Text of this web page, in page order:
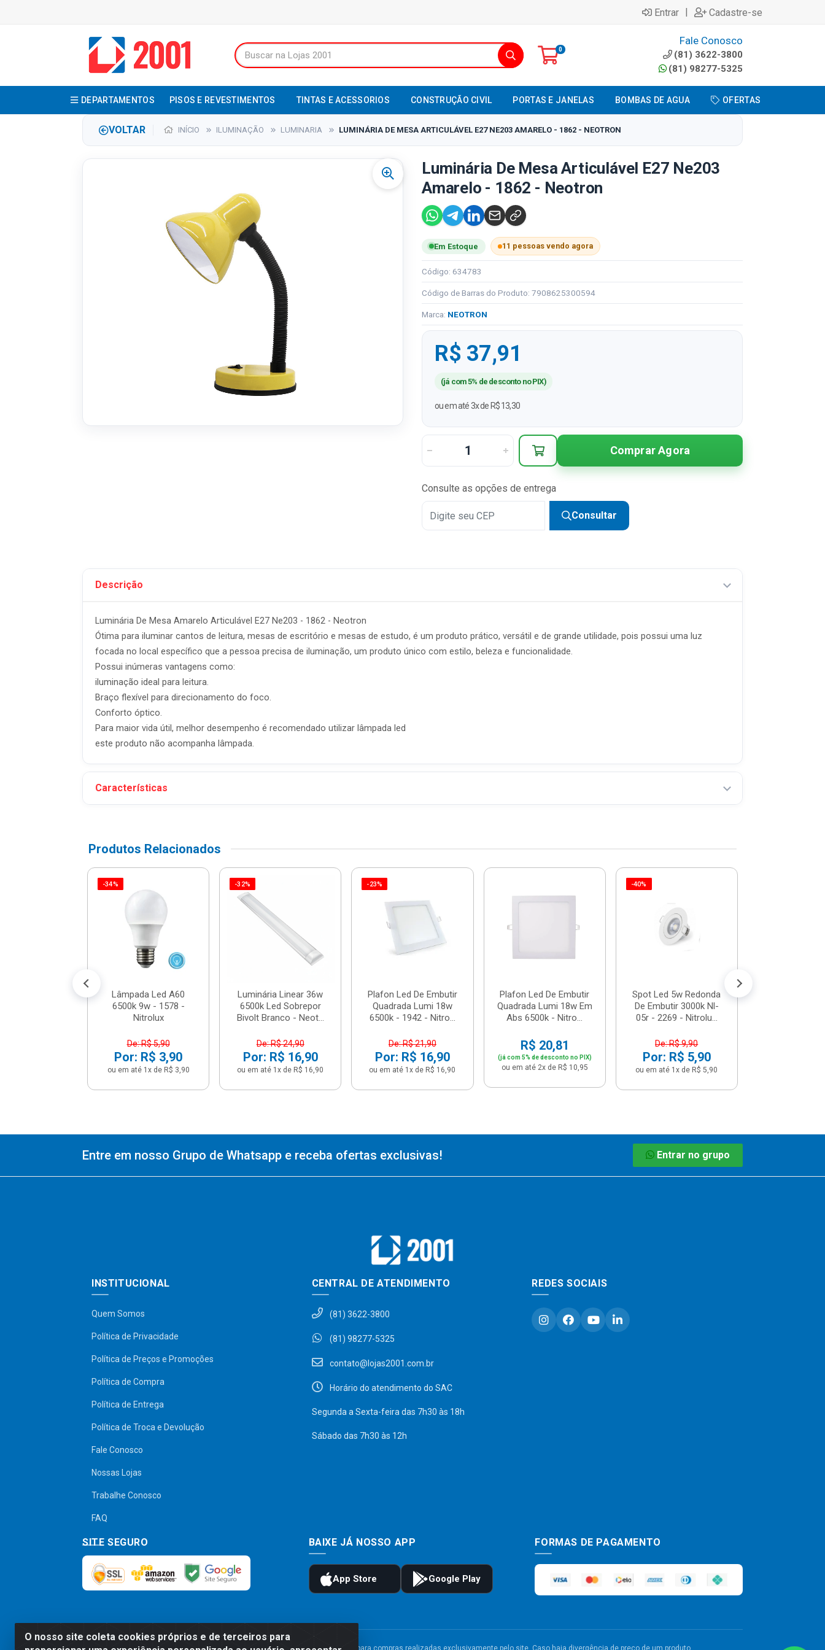
Entrar | Cadastre-se
0
Fale Conosco
(81) 3622-3800
(81) 98277-5325
DEPARTAMENTOS PISOS E REVESTIMENTOS TINTAS E ACESSORIOS CONSTRUÇÃO CIVIL PORTAS E JANELAS BOMBAS DE AGUA OFERTAS
VOLTAR INÍCIO ILUMINAÇÃO LUMINARIA LUMINÁRIA DE MESA ARTICULÁVEL E27 NE203 AMARELO - 1862 - NEOTRON
Luminária De Mesa Articulável E27 Ne203
Amarelo - 1862 - Neotron
Em Estoque 11 pessoas vendo agora
Código: 634783
Código de Barras do Produto: 7908625300594
Marca: NEOTRON
R$ 37,91
(já com 5% de desconto no PIX)
ou em até 3x de R$ 13,30
Comprar Agora
Consulte as opções de entrega
Consultar
Descrição
Luminária De Mesa Amarelo Articulável E27 Ne203 - 1862 - Neotron
Ótima para iluminar cantos de leitura, mesas de escritório e mesas de estudo, é um produto prático, versátil e de grande utilidade, pois possui uma luz
focada no local específico que a pessoa precisa de iluminação, um produto único com estilo, beleza e funcionalidade.
Possui inúmeras vantagens como:
iluminação ideal para leitura.
Braço flexível para direcionamento do foco.
Conforto óptico.
Para maior vida útil, melhor desempenho é recomendado utilizar lâmpada led
este produto não acompanha lâmpada.
Características
Produtos Relacionados
-34%
Lâmpada Led A60
6500k 9w - 1578 -
Nitrolux
De: R$ 5,90
Por: R$ 3,90
ou em até 1x de R$ 3,90
-32%
Luminária Linear 36w
6500k Led Sobrepor
Bivolt Branco - Neot...
De: R$ 24,90
Por: R$ 16,90
ou em até 1x de R$ 16,90
-23%
Plafon Led De Embutir
Quadrada Lumi 18w
6500k - 1942 - Nitro...
De: R$ 21,90
Por: R$ 16,90
ou em até 1x de R$ 16,90
Plafon Led De Embutir
Quadrada Lumi 18w Em
Abs 6500k - Nitro...
R$ 20,81
(já com 5% de desconto no PIX)
ou em até 2x de R$ 10,95
-40%
Spot Led 5w Redonda
De Embutir 3000k Nl-
05r - 2269 - Nitrolu...
De: R$ 9,90
Por: R$ 5,90
ou em até 1x de R$ 5,90
O nosso site coleta cookies próprios e de terceiros para
Entre em nosso Grupo de Whatsapp e receba ofertas exclusivas! Entrar no grupo
INSTITUCIONAL
Quem Somos
Política de Privacidade
Política de Preços e Promoções
Política de Compra
Política de Entrega
Política de Troca e Devolução
Fale Conosco
Nossas Lojas
Trabalhe Conosco
FAQ
CENTRAL DE ATENDIMENTO
(81) 3622-3800
(81) 98277-5325
contato@lojas2001.com.br
Horário do atendimento do SAC
Segunda a Sexta-feira das 7h30 às 18h
Sábado das 7h30 às 12h
REDES SOCIAIS
SITE SEGURO BAIXE JÁ NOSSO APP FORMAS DE PAGAMENTO
Preços, promoções, condições de pagamento e frete são válidos para compras realizadas exclusivamente pelo site. Caso haja divergência de preço de um produto,